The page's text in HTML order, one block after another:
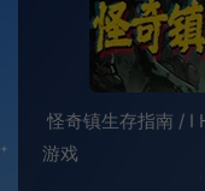
怪奇镇生存指南 / I
游戏